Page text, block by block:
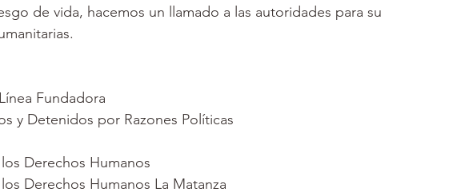
de vida, hacemos un llamado a las autoridades para su
Fundadora
y Detenidos por Razones Políticas
Derechos Humanos
Derechos Humanos La Matanza